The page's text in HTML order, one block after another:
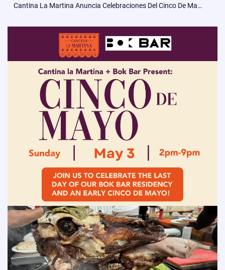
Cantina La Martina Anuncia Celebraciones Del Cinco De Mayo En Filadelfia, Jenkintown Y Ambler.